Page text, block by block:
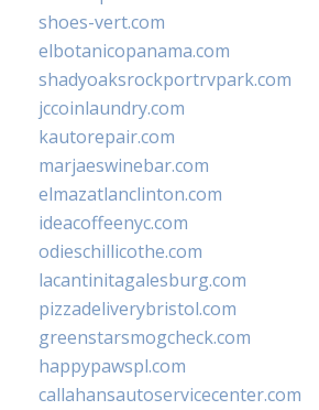
shoes-vert.com
elbotanicopanama.com
shadyoaksrockportrvpark.com
jccoinlaundry.com
kautorepair.com
marjaeswinebar.com
elmazatlanclinton.com
ideacoffeenyc.com
odieschillicothe.com
lacantinitagalesburg.com
pizzadeliverybristol.com
greenstarsmogcheck.com
happypawspl.com
callahansautoservicecenter.com